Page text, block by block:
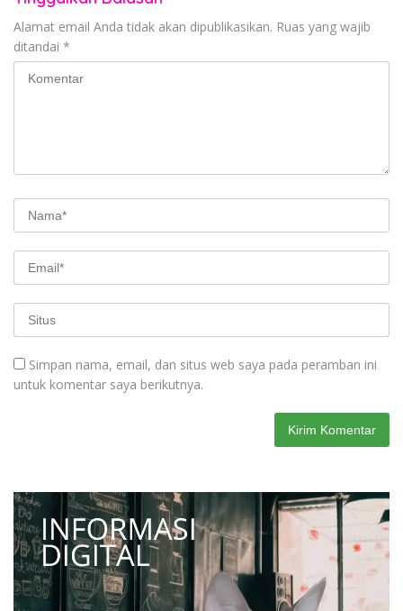
Alamat email Anda tidak akan dipublikasikan. Ruas yang wajib
ditandai *
Simpan nama, email, dan situs web saya pada peramban ini
untuk komentar saya berikutnya.